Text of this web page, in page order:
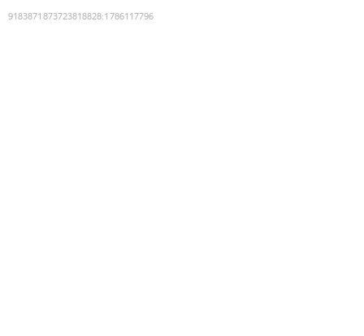
9183871873723818828:1786117796